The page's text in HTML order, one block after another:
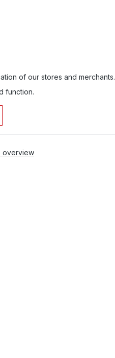
of our stores and merchants.
function.
overview